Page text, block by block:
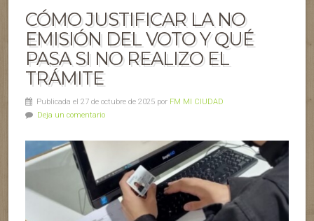
CÓMO JUSTIFICAR LA NO
EMISIÓN DEL VOTO Y QUÉ
PASA SI NO REALIZO EL
TRÁMITE
Publicada el 27 de octubre de 2025 por FM MI CIUDAD
Deja un comentario